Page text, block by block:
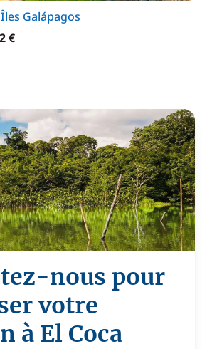
Galápagos
€
nous pour
votre
à El Coca